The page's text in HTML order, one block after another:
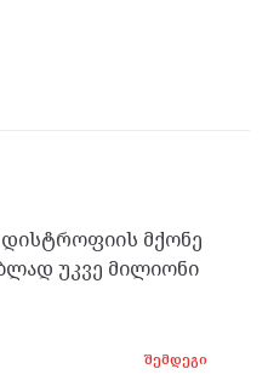
დისტროფიის მქონე
უკვე მილიონი
ᲨᲔᲛᲓᲔᲒᲘ